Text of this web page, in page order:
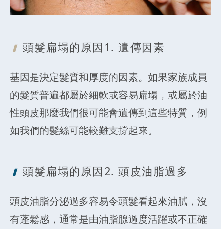
頭髮扁塌的原因1. 遺傳因素
基因是決定髮質和厚度的因素。如果家族成員
的髮質普遍都屬於細軟或容易扁塌，或屬於油
性頭皮那麼我們很可能會遺傳到這些特質，例
如我們的髮絲可能較難支撐起來。
頭髮扁塌的原因2. 頭皮油脂過多
頭皮油脂分泌過多容易令頭髮看起來油膩，沒
有蓬鬆感，通常是由油脂腺過度活躍或不正確